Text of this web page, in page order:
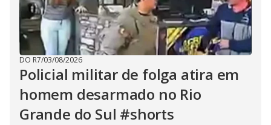
DO R7/03/08/2026
Policial militar de folga atira em
homem desarmado no Rio
Grande do Sul #shorts